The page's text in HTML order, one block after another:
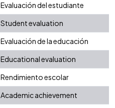
Evaluación del estudiante
Student evaluation
Evaluación de la educación
Educational evaluation
Rendimiento escolar
Academic achievement